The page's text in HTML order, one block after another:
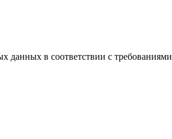
данных в соответствии с требованиями